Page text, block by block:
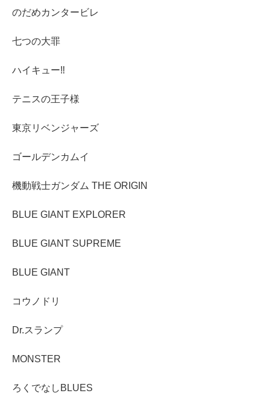
のだめカンタービレ
七つの大罪
ハイキュー‼︎
テニスの王子様
東京リベンジャーズ
ゴールデンカムイ
機動戦士ガンダム THE ORIGIN
BLUE GIANT EXPLORER
BLUE GIANT SUPREME
BLUE GIANT
コウノドリ
Dr.スランプ
MONSTER
ろくでなしBLUES